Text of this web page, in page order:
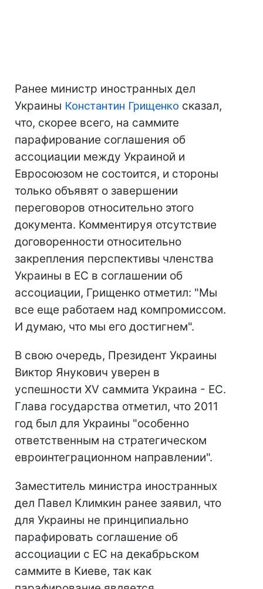
Ранее министр иностранных дел
Украины Константин Грищенко сказал,
что, скорее всего, на саммите
парафирование соглашения об
ассоциации между Украиной и
Евросоюзом не состоится, и стороны
только объявят о завершении
переговоров относительно этого
документа. Комментируя отсутствие
договоренности относительно
закрепления перспективы членства
Украины в ЕС в соглашении об
ассоциации, Грищенко отметил: "Мы
все еще работаем над компромиссом.
И думаю, что мы его достигнем".
В свою очередь, Президент Украины
Виктор Янукович уверен в
успешности ХV саммита Украина - ЕС.
Глава государства отметил, что 2011
год был для Украины "особенно
ответственным на стратегическом
евроинтеграционном направлении".
Заместитель министра иностранных
дел Павел Климкин ранее заявил, что
для Украины не принципиально
парафировать соглашение об
ассоциации с ЕС на декабрьском
саммите в Киеве, так как